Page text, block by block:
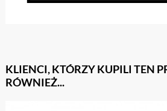
KLIENCI, KTÓRZY KUPILI TEN
RÓWNIEŻ...